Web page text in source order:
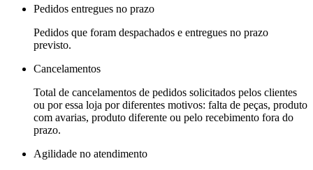
Pedidos entregues no prazo
Pedidos que foram despachados e entregues no prazo
previsto.
Cancelamentos
Total de cancelamentos de pedidos solicitados pelos clientes
ou por essa loja por diferentes motivos: falta de peças, produto
com avarias, produto diferente ou pelo recebimento fora do
prazo.
Agilidade no atendimento